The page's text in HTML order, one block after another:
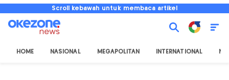
Scroll kebawah untuk membaca artikel
HOME NASIONAL MEGAPOLITAN INTERNATIONAL